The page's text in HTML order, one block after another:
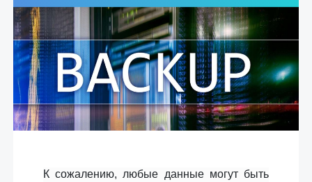
К сожалению, любые данные могут быть